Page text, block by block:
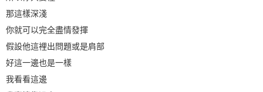
那這樣深淺
你就可以完全盡情發揮
假設他這裡出問題或是肩部
好這一邊也是一樣
我看看這邊